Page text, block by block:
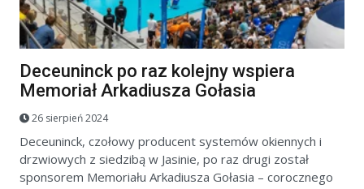
Deceuninck po raz kolejny wspiera
Memoriał Arkadiusza Gołasia
26 sierpień 2024
Deceuninck, czołowy producent systemów okiennych i
drzwiowych z siedzibą w Jasinie, po raz drugi został
sponsorem Memoriału Arkadiusza Gołasia – corocznego